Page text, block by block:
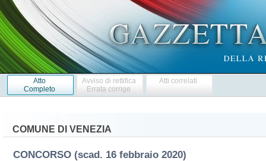
Atto
Completo
Avviso di rettifica
Errata corrige
Atti correlati
COMUNE DI VENEZIA
CONCORSO (scad. 16 febbraio 2020)